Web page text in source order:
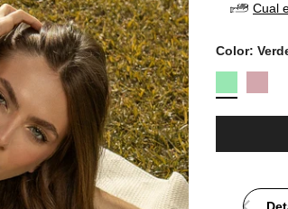
Cual
Color: